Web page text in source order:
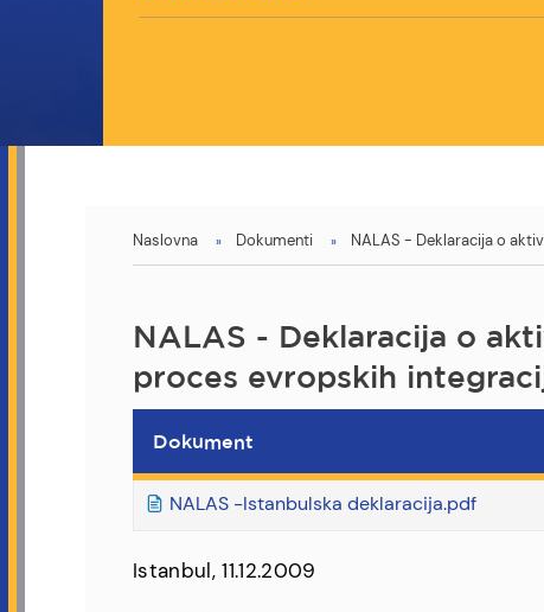
You
Naslovna Dokumenti NALAS - Deklaracija o
NALAS - Deklaracija o
proces evropskih
Dokument
NALAS -Istanbulska deklaracija.pdf
Istanbul, 11.12.2009